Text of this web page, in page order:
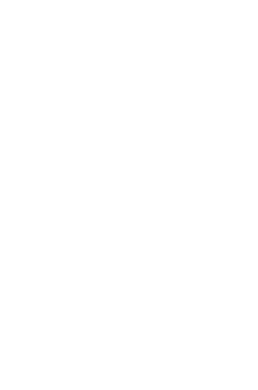
ムロン制御機器販売店・
ください。
示しないようお願いしま
ンバーズにご登録され
および当社の共同利用者
用することをご了承くだ
るものではありません。
は出荷製品に未対応品が
を及ぼさない年数を意
第三者に通知します。
る場合は、取り引きをい
担当のオムロン制御